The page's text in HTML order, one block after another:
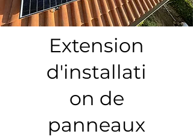
Extension
d'installati
on de
panneaux